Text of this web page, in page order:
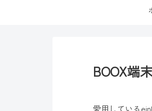
BOOX端
愛用している